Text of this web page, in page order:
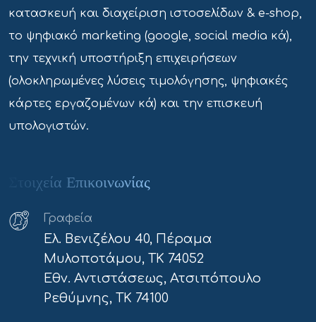
κατασκευή και διαχείριση ιστοσελίδων & e-shop,
το ψηφιακό marketing (google, social media κά),
την τεχνική υποστήριξη επιχειρήσεων
(ολοκληρωμένες λύσεις τιμολόγησης, ψηφιακές
κάρτες εργαζομένων κά) και την επισκευή
υπολογιστών.
Στοιχεία Επικοινωνίας
Γραφεία
Ελ. Βενιζέλου 40, Πέραμα
Μυλοποτάμου, ΤΚ 74052
Εθν. Αντιστάσεως, Ατσιπόπουλο
Ρεθύμνης, ΤΚ 74100